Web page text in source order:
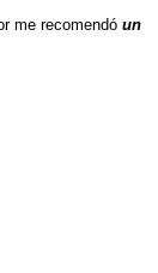
me recomendó un